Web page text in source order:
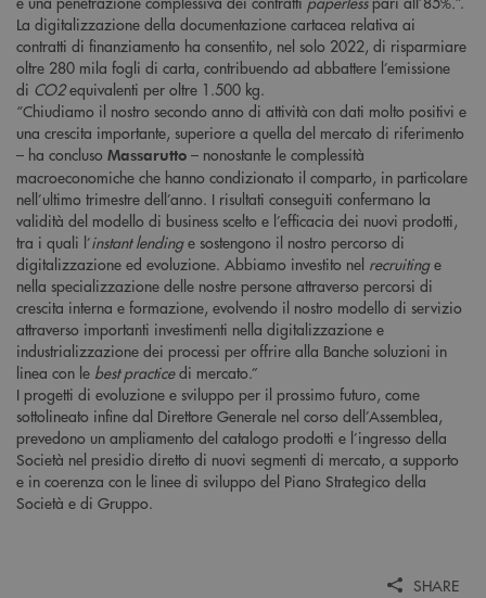
La digitalizzazione della documentazione cartacea relativa ai
contratti di finanziamento ha consentito, nel solo 2022, di risparmiare
oltre 280 mila fogli di carta, contribuendo ad abbattere l’emissione
di CO2equivalenti per oltre 1.500 kg.
“Chiudiamo il nostro secondo anno di attività con dati molto positivi e
una crescita importante, superiore a quella del mercato di riferimento
– ha concluso Massarutto – nonostante le complessità
macroeconomiche che hanno condizionato il comparto, in particolare
nell’ultimo trimestre dell’anno. I risultati conseguiti confermano la
validità del modello di business scelto e l’efficacia dei nuovi prodotti,
tra i quali l’instant lendinge sostengono il nostro percorso di
digitalizzazione ed evoluzione. Abbiamo investito nel recruitinge
nella specializzazione delle nostre persone attraverso percorsi di
crescita interna e formazione, evolvendo il nostro modello di servizio
attraverso importanti investimenti nella digitalizzazione e
industrializzazione dei processi per offrire alla Banche soluzioni in
linea con le best practicedi mercato.”
I progetti di evoluzione e sviluppo per il prossimo futuro, come
sottolineato infine dal Direttore Generale nel corso dell’Assemblea,
prevedono un ampliamento del catalogo prodotti e l’ingresso della
Società nel presidio diretto di nuovi segmenti di mercato, a supporto
e in coerenza con le linee di sviluppo del Piano Strategico della
Società e di Gruppo.
SHARE